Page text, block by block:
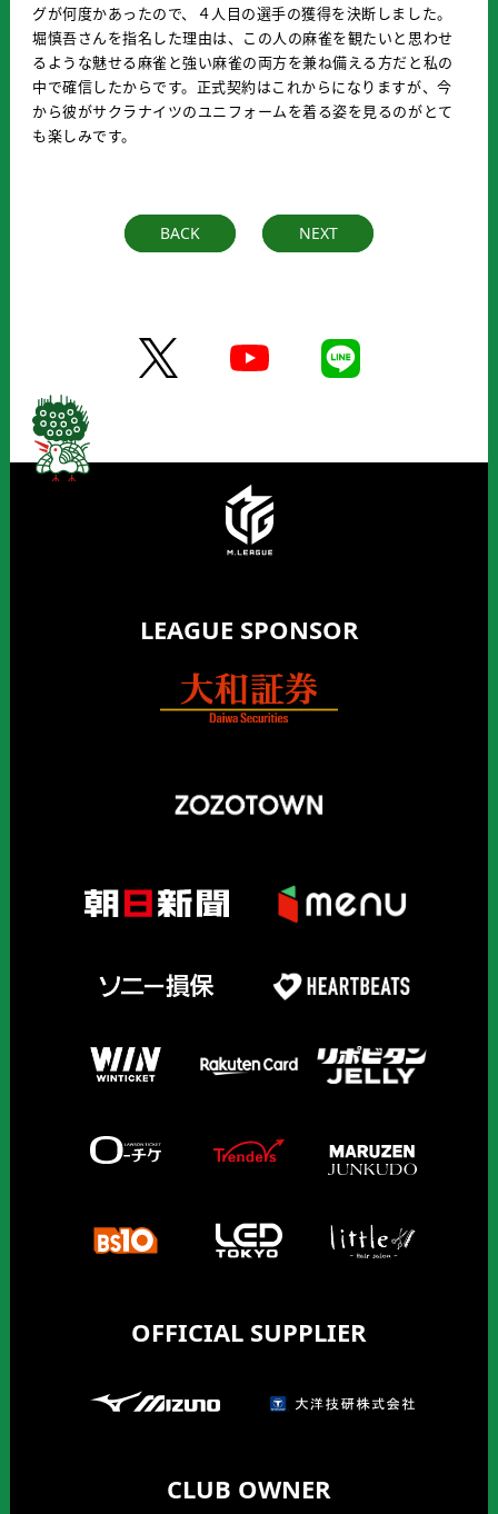
グが何度かあったので、４人目の選手の獲得を決断しました。
堀慎吾さんを指名した理由は、この人の麻雀を観たいと思わせ
るような魅せる麻雀と強い麻雀の両方を兼ね備える方だと私の
中で確信したからです。正式契約はこれからになりますが、今
から彼がサクラナイツのユニフォームを着る姿を見るのがとて
も楽しみです。
BACK NEXT
LEAGUE SPONSOR
OFFICIAL SUPPLIER
CLUB OWNER